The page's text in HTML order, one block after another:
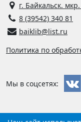
г. Байкальск.
8 (39542) 340 81
baiklib@list.ru
Политика по
Мы в соцсетях: